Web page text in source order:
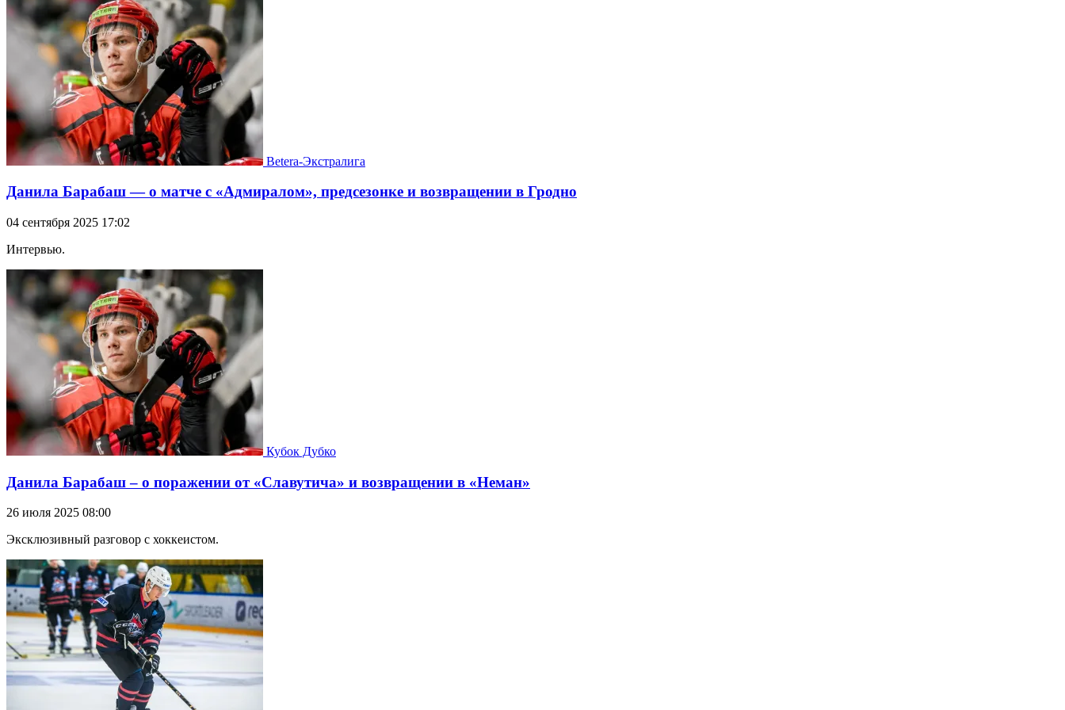
Betera-Экстралига
Данила Барабаш — о матче с «Адмиралом», предсезонке и возвращении в Гродно
04 сентября 2025 17:02
Интервью.
Кубок Дубко
Данила Барабаш – о поражении от «Славутича» и возвращении в «Неман»
26 июля 2025 08:00
Эксклюзивный разговор с хоккеистом.